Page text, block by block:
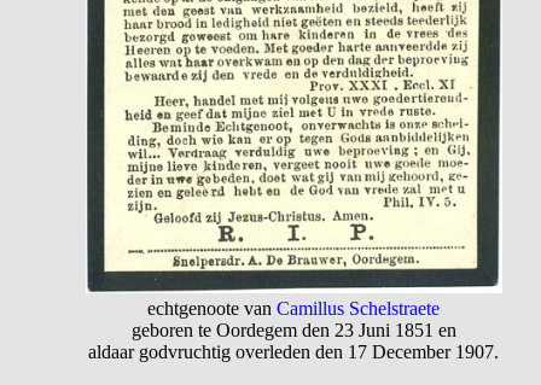
echtgenoote vanCamillus Schelstraete
geboren te Oordegem den 23 Juni 1851 en
aldaar godvruchtig overleden den 17 December 1907.